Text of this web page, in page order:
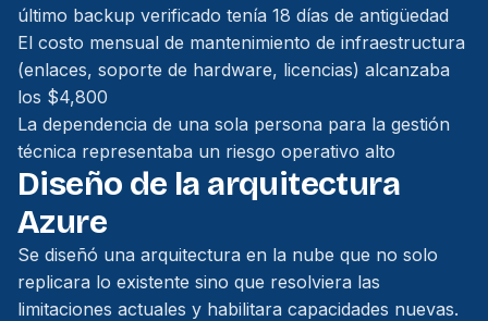
último backup verificado tenía 18 días de antigüedad
El costo mensual de mantenimiento de infraestructura
(enlaces, soporte de hardware, licencias) alcanzaba
los $4,800
La dependencia de una sola persona para la gestión
técnica representaba un riesgo operativo alto
Diseño de la arquitectura
Azure
Se diseñó una arquitectura en la nube que no solo
replicara lo existente sino que resolviera las
limitaciones actuales y habilitara capacidades nuevas.